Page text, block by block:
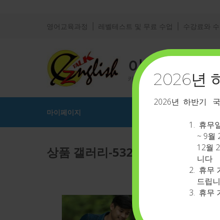
영어교육과정 레벨테스트 및 무료 수업 수강료와
이지톡영어
카톡 아이디 : eztalkenglish
마이페이지
상품 갤러리-532
2026년
2026년 하반기
휴무
~ 9월
12월
니다
휴무
드립
휴무